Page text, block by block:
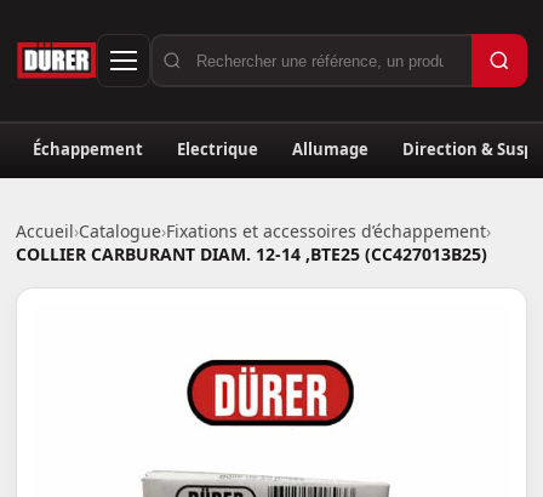
Échappement Electrique Allumage Direction &
Accueil›Catalogue›Fixations et accessoires d’échappement›
COLLIER CARBURANT DIAM. 12-14 ,BTE25 (CC427013B25)